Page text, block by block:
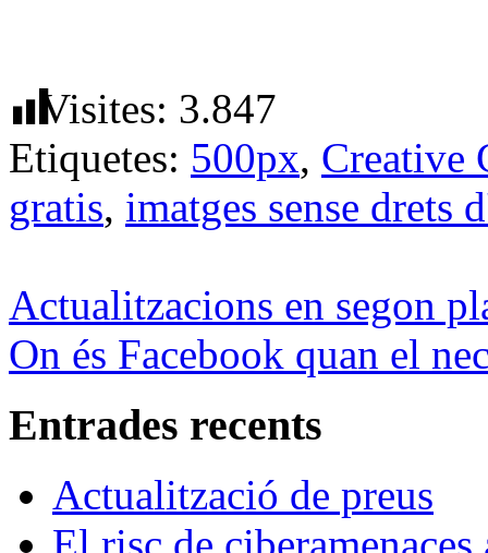
Visites: 3.847
Etiquetes: 500px, Creative
gratis, imatges sense drets
Actualitzacions en segon
On és Facebook quan el
Entrades recents
Actualització de preus